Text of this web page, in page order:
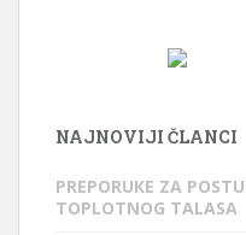
NAJNOVIJI ČLANCI
PREPORUКE ZA
TOPLOTNOG TALASA